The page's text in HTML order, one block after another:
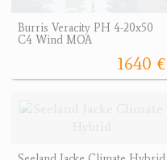
Burris Veracity PH 4-20x50
C4 Wind MOA
1640 €